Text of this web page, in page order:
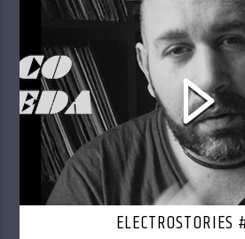
ELECTROSTORIES